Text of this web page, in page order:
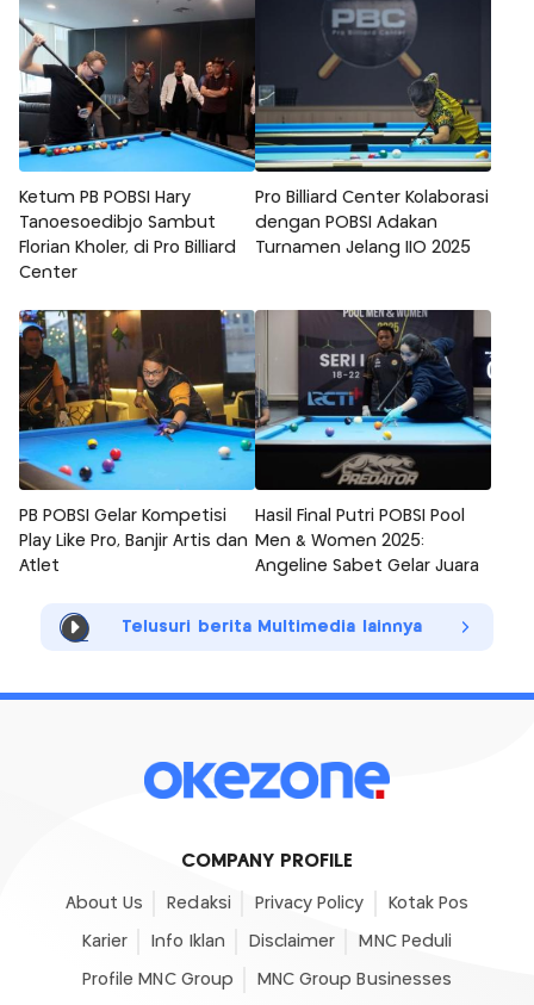
Ketum PB POBSI Hary
Tanoesoedibjo Sambut
Florian Kholer, di Pro Billiard
Center
Pro Billiard Center Kolaborasi
dengan POBSI Adakan
Turnamen Jelang IIO 2025
PB POBSI Gelar Kompetisi
Play Like Pro, Banjir Artis dan
Atlet
Hasil Final Putri POBSI Pool
Men & Women 2025:
Angeline Sabet Gelar Juara
Telusuri berita Multimedia lainnya
COMPANY PROFILE
About Us Redaksi Privacy Policy Kotak Pos
Karier Info Iklan Disclaimer MNC Peduli
Profile MNC Group MNC Group Businesses